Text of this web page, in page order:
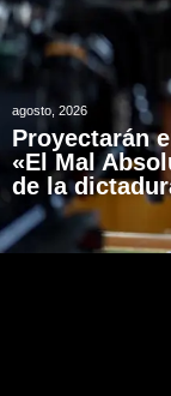
agosto, 2026
Proyectarán
«El Mal
de la